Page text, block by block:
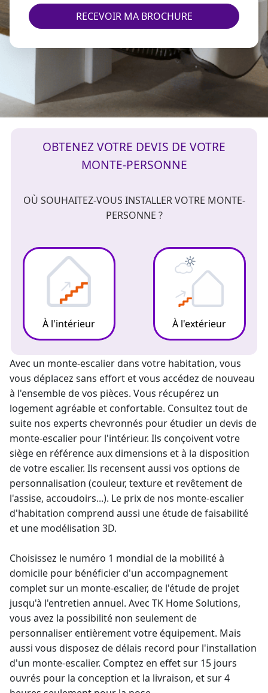
RECEVOIR MA BROCHURE
OBTENEZ VOTRE DEVIS DE VOTRE
MONTE-PERSONNE
OÙ SOUHAITEZ-VOUS INSTALLER VOTRE MONTE-
PERSONNE ?
À l'intérieur À l'extérieur
Avec un monte-escalierdans votre habitation, vous
vous déplacez sans effort et vous accédez de nouveau
à l'ensemble de vos pièces. Vous récupérez un
logement agréable et confortable. Consultez tout de
suite nos experts chevronnés pour étudier un devis de
monte-escalier pour l'intérieur. Ils conçoivent votre
siège en référence aux dimensions et à la disposition
de votre escalier. Ils recensent aussi vos options de
personnalisation (couleur, texture et revêtement de
l'assise, accoudoirs...). Le prix de nos monte-escalier
d'habitation comprend aussi une étude de faisabilité
et une modélisation 3D.
Choisissez le numéro 1 mondial de la mobilité à
domicile pour bénéficier d'un accompagnement
complet sur un monte-escalier, de l'étude de projet
jusqu'à l'entretien annuel. Avec TK Home Solutions,
vous avez la possibilité non seulement de
personnaliser entièrement votre équipement. Mais
aussi vous disposez de délais record pour l'installation
d'un monte-escalier. Comptez en effet sur 15 jours
ouvrés pour la conception et la livraison, et sur 4